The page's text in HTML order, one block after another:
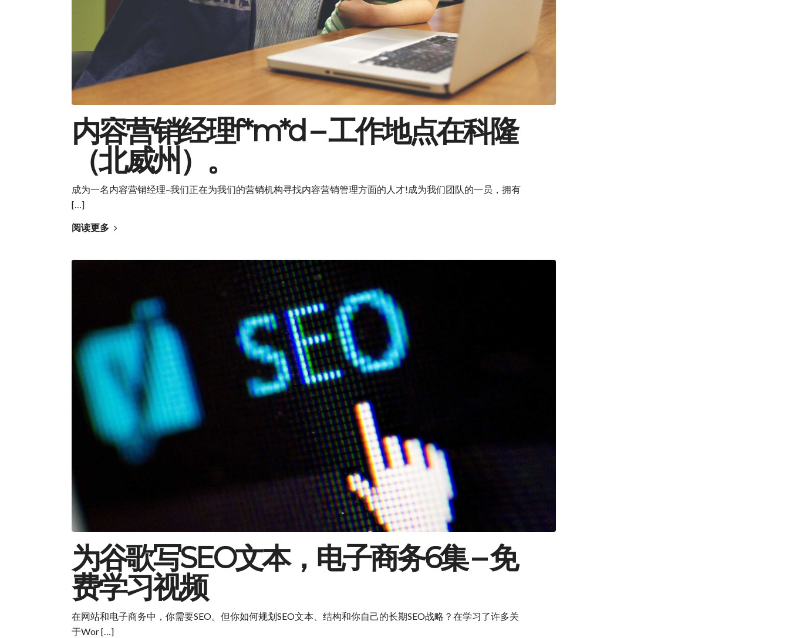
内容营销经理f*m*d – 工作地点在科隆
（北威州）。
成为一名内容营销经理–我们正在为我们的营销机构寻找内容营销管理方面的人才!成为我们团队的一员，拥有
[…]
阅读更多
为谷歌写SEO文本，电子商务6集 – 免
费学习视频
在网站和电子商务中，你需要SEO。但你如何规划SEO文本、结构和你自己的长期SEO战略？在学习了许多关
于Wor […]